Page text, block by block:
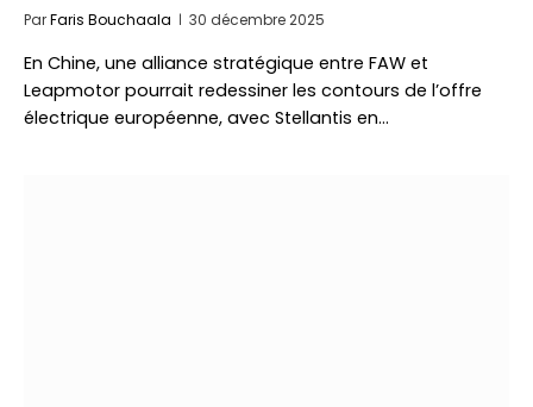
ParFaris Bouchaala 30 décembre 2025
En Chine, une alliance stratégique entre FAW et
Leapmotor pourrait redessiner les contours de l’offre
électrique européenne, avec Stellantis en…